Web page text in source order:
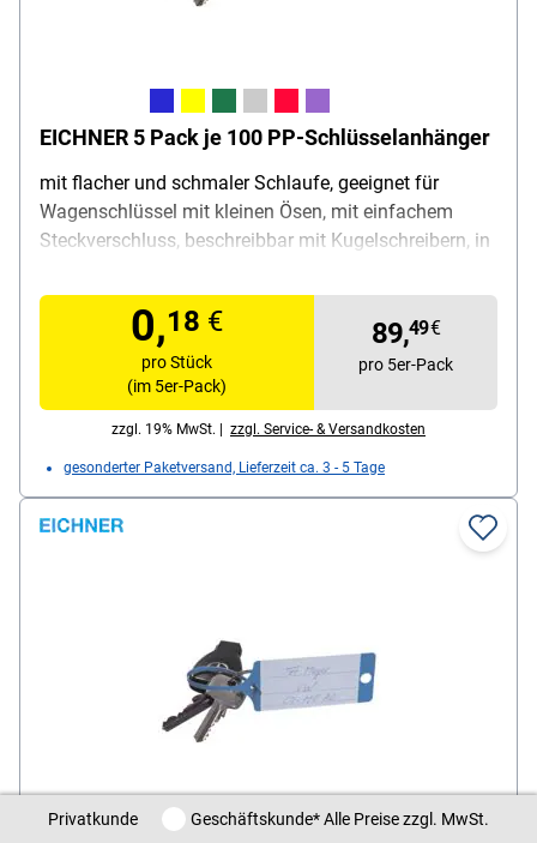
EICHNER 5 Pack je 100 PP-Schlüsselanhänger
mit flacher und schmaler Schlaufe, geeignet für
Wagenschlüssel mit kleinen Ösen, mit einfachem
Steckverschluss, beschreibbar mit Kugelschreibern, in
Lieferumfang: 5x 100 Schlüsselanhänger
0,18 €
pro Stück
(im 5er-Pack)
89,49€
pro 5er-Pack
zzgl. 19% MwSt. | zzgl. Service- & Versandkosten
gesonderter Paketversand, Lieferzeit ca. 3 - 5 Tage
PrivatkundePrivatkunde / Geschäftskunde
Geschäftskunde* Alle Preise zzgl. MwSt.